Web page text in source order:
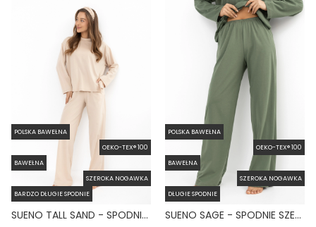
POLSKA BAWEŁNA
OEKO-TEX® 100
BAWEŁNA
SZEROKA NOGAWKA
BARDZO DŁUGIE SPODNIE
SUENO TALL SAND - SPODNIE SZEROKIE Z KIESZENIAMI BEŻOWE
POLSKA BAWEŁNA
OEKO-TEX® 100
BAWEŁNA
SZEROKA NOGAWKA
DŁUGIE SPODNIE
SUENO SAGE - SPODNIE SZEROKIE Z KIESZENIAMI ZIELONE